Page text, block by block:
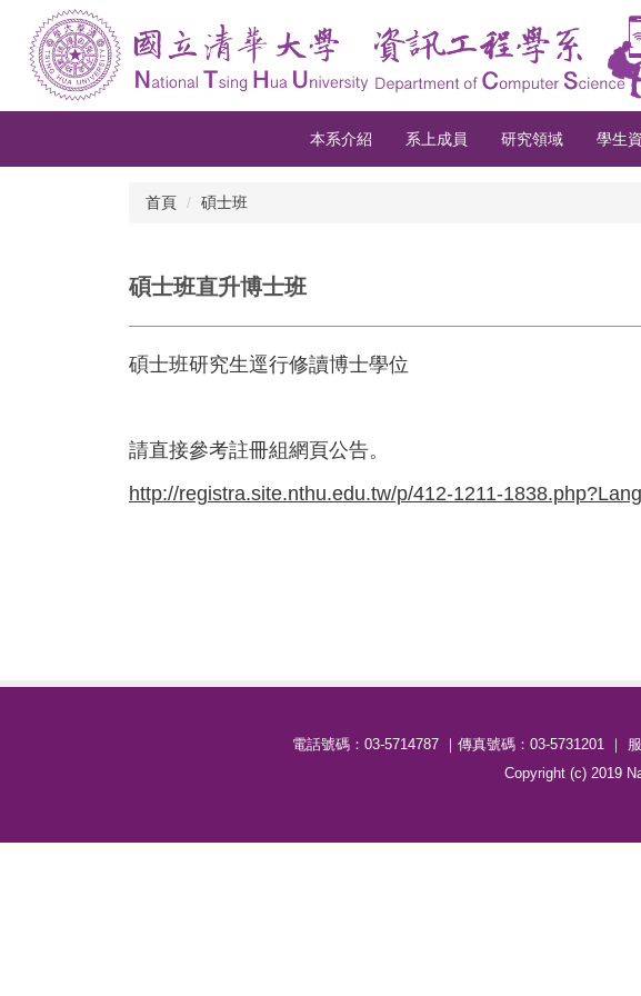
內
本系介紹 系上成員 研究領域 學生
首頁 碩士班
碩士班直升博士班
碩士班研究生逕行修讀博士學位
請直接參考註冊組網頁公告。
http://registra.site.nthu.edu.tw/p/412-1211-
電話號碼：03-5714787 ｜傳真號碼：03-5731201 ｜
Copyright (c) 2019